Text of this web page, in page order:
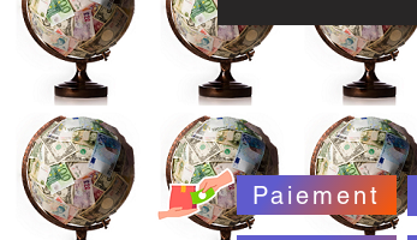
Paiement